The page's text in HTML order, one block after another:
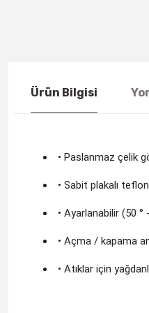
Ürün Bilgisi
• Paslanmaz çelik
• Sabit plakalı
• Ayarlanabilir (50
• Açma / kapama
• Atıklar için